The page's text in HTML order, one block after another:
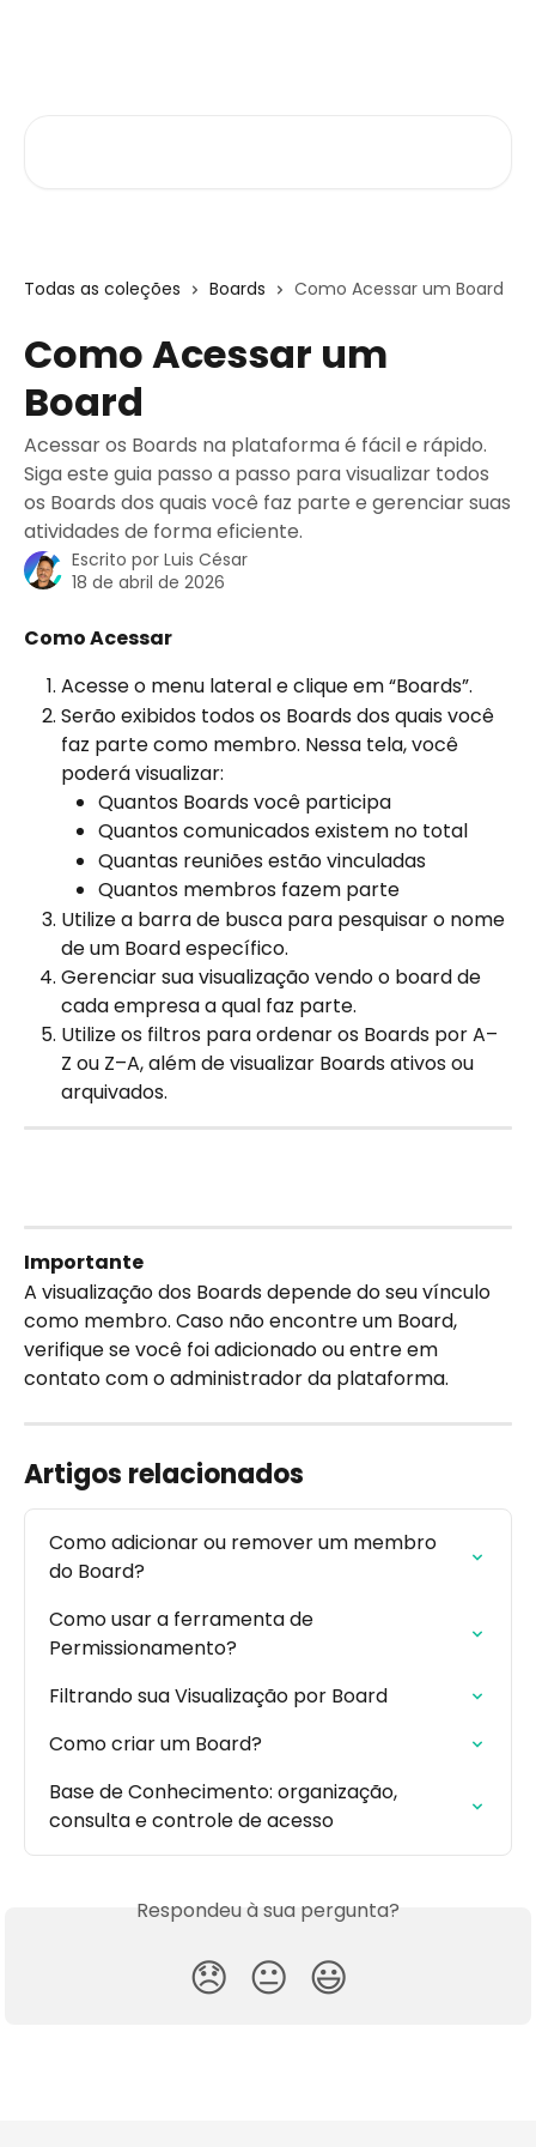
Todas as coleções Boards Como Acessar um Board
Como Acessar um
Board
Acessar os Boards na plataforma é fácil e rápido.
Siga este guia passo a passo para visualizar todos
os Boards dos quais você faz parte e gerenciar suas
atividades de forma eficiente.
Escrito por Luis César
18 de abril de 2026
Como Acessar
Acesse o menu lateral e clique em “Boards”.
Serão exibidos todos os Boards dos quais você
faz parte como membro. Nessa tela, você
poderá visualizar:
Quantos Boards você participa
Quantos comunicados existem no total
Quantas reuniões estão vinculadas
Quantos membros fazem parte
Utilize a barra de busca para pesquisar o nome
de um Board específico.
Gerenciar sua visualização vendo o board de
cada empresa a qual faz parte.
Utilize os filtros para ordenar os Boards por A–
Z ou Z–A, além de visualizar Boards ativos ou
arquivados.
Importante
A visualização dos Boards depende do seu vínculo
como membro. Caso não encontre um Board,
verifique se você foi adicionado ou entre em
contato com o administrador da plataforma.
Artigos relacionados
Como adicionar ou remover um membro
do Board?
Como usar a ferramenta de
Permissionamento?
Filtrando sua Visualização por Board
Como criar um Board?
Base de Conhecimento: organização,
consulta e controle de acesso
Respondeu à sua pergunta?
😞 😐 😃